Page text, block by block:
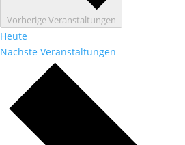
VorherigeVeranstaltungen
Heute
Nächste Veranstaltungen